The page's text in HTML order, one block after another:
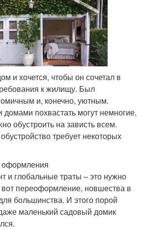
и хочется, чтобы он сочетал в
к жилищу. Был
и, конечно, уютным.
похвастать могут немногие,
обустроить на зависть всем.
требует некоторых
и глобальные траты – это нужно
вот переоформление, новшества в
большинства. И этого порой
маленький садовый домик